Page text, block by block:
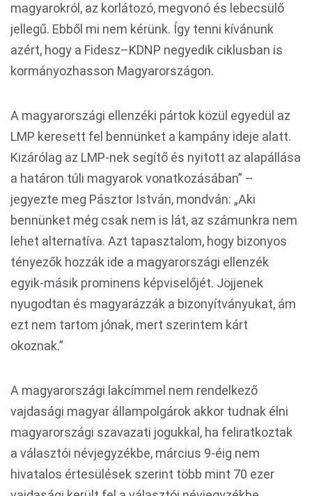
magyarokról, az korlátozó, megvonó és lebecsülő
jellegű. Ebből mi nem kérünk. Így tenni kívánunk
azért, hogy a Fidesz–KDNP negyedik ciklusban is
kormányozhasson Magyarországon.
A magyarországi ellenzéki pártok közül egyedül az
LMP keresett fel bennünket a kampány ideje alatt.
Kizárólag az LMP-nek segítő és nyitott az alapállása
a határon túli magyarok vonatkozásában” –
jegyezte meg Pásztor István, mondván: „Aki
bennünket még csak nem is lát, az számunkra nem
lehet alternatíva. Azt tapasztalom, hogy bizonyos
tényezők hozzák ide a magyarországi ellenzék
egyik-másik prominens képviselőjét. Jöjjenek
nyugodtan és magyarázzák a bizonyítványukat, ám
ezt nem tartom jónak, mert szerintem kárt
okoznak.”
A magyarországi lakcímmel nem rendelkező
vajdasági magyar állampolgárok akkor tudnak élni
magyarországi szavazati jogukkal, ha feliratkoztak
a választói névjegyzékbe, március 9-éig nem
hivatalos értesülések szerint több mint 70 ezer